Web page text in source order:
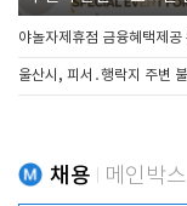
야놀자제휴점 금융혜택제공
울산시, 피서․행락지 주변
채용 메인박스